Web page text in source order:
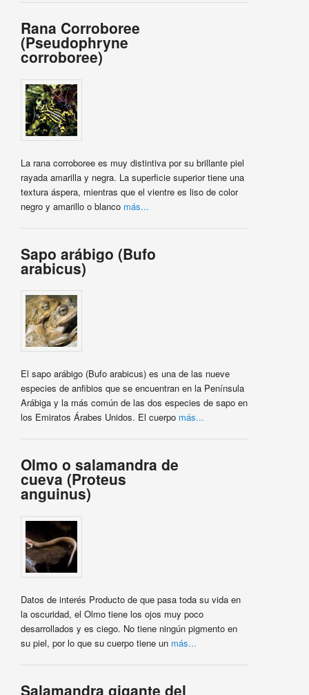
Rana Corroboree
(Pseudophryne
corroboree)
La rana corroboree es muy distintiva por su brillante piel
rayada amarilla y negra. La superficie superior tiene una
textura áspera, mientras que el vientre es liso de color
negro y amarillo o blanco más...
Sapo arábigo (Bufo
arabicus)
El sapo arábigo (Bufo arabicus) es una de las nueve
especies de anfibios que se encuentran en la Península
Arábiga y la más común de las dos especies de sapo en
los Emiratos Árabes Unidos. El cuerpo más...
Olmo o salamandra de
cueva (Proteus
anguinus)
Datos de interés Producto de que pasa toda su vida en
la oscuridad, el Olmo tiene los ojos muy poco
desarrollados y es ciego. No tiene ningún pigmento en
su piel, por lo que su cuerpo tiene un más...
Salamandra gigante del